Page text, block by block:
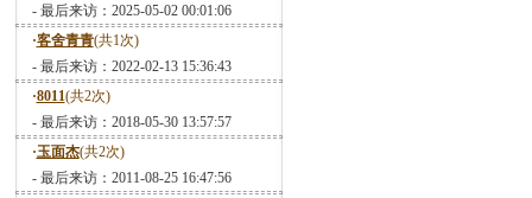
- 最后来访：2025-05-02 00:01:06
·客舍青青(共1次)
- 最后来访：2022-02-13 15:36:43
·8011(共2次)
- 最后来访：2018-05-30 13:57:57
·玉面杰(共2次)
- 最后来访：2011-08-25 16:47:56